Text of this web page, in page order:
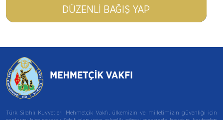
DÜZENLI BAĞIŞ YAP
Türk Silahlı Kuvvetleri Mehmetçik Vakfı, ülkemizin ve milletimizin güvenliği için